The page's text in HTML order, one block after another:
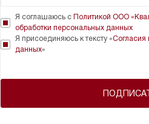
Я соглашаюсь с Политикой ООО
обработки персональных данных
Я присоединяюсь к тексту «Согласия
данных»